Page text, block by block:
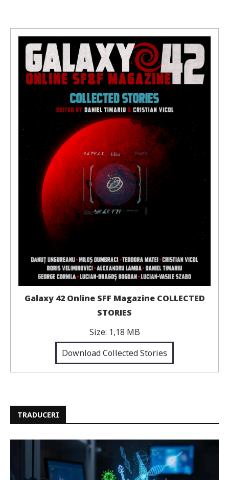
Galaxy 42 Online SFF Magazine COLLECTED
STORIES
Size: 1,18 MB
Download Collected Stories
TRADUCERI